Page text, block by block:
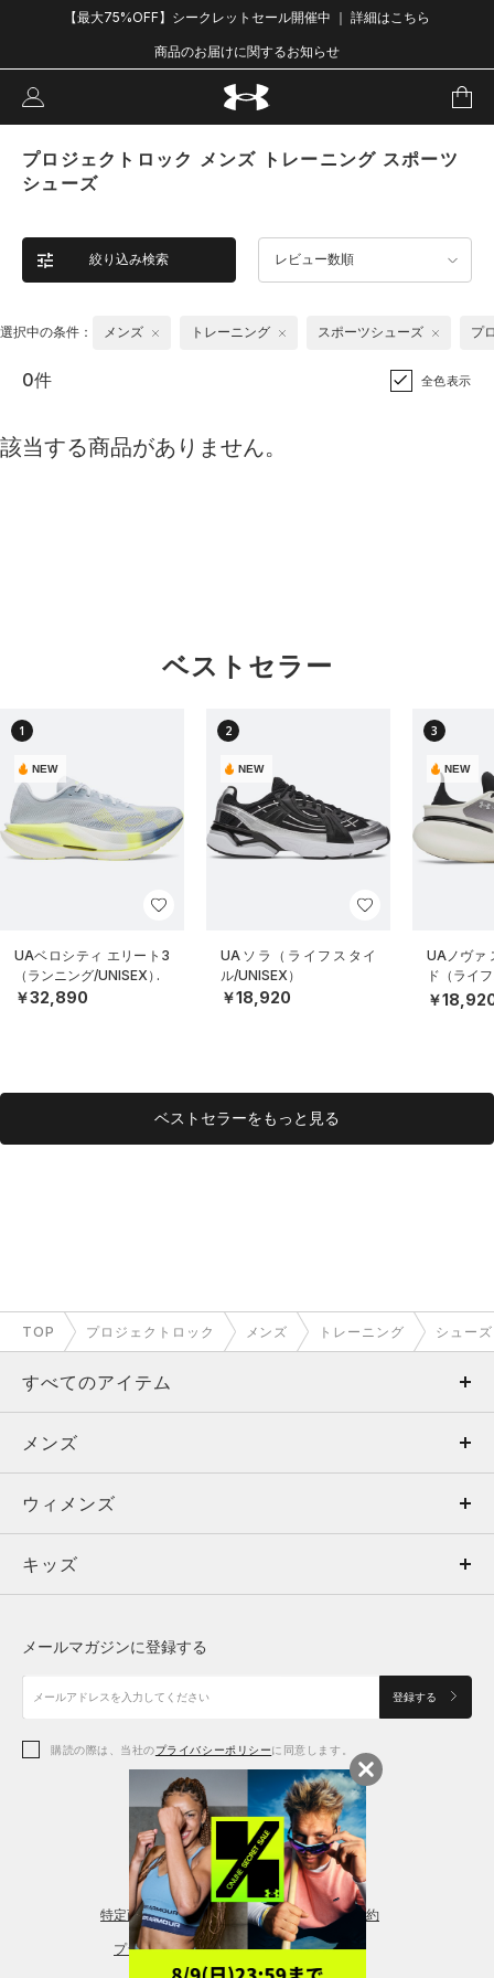
【最大75%OFF】シークレットセール開催中 ｜ 詳細はこちら
商品のお届けに関するお知らせ
プロジェクトロック メンズ トレーニング スポーツ
シューズ
絞り込み検索 レビュー数順
選択中の条件： メンズ トレーニング スポーツシューズ プ
0件 全色表示
該当する商品がありません。
ベストセラー
1
NEW
UAベロシティ エリート3
（ランニング/UNISEX）
￥32,890
2
NEW
UAソラ（ライフスタイ
ル/UNISEX）
￥18,920
3
NEW
UAノヴァ
ド（ライ
EX）
￥
ベストセラーをもっと見る
TOP プロジェクトロック メンズ トレーニング シューズ
すべてのアイテム
メンズ
ウィメンズ
キッズ
アクセサリー
メンズ
トップス
ボトムス
アクセサリー
ウィメンズ
トップス
シューズ
アクセサリー
レギンス＆タイツ
キッズ
シューズ
メールマガジンに登録する
登録する
購読の際は、当社のプライバシーポリシーに同意します。
特定商取引法に基づく通販の表記 会員規約
プライバシーポリシー